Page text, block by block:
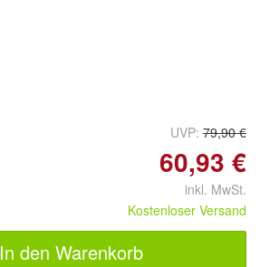
UVP: 79,90 €
60,93 €
inkl. MwSt.
Kostenloser Versand
In den Warenkorb